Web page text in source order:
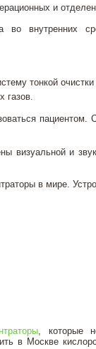
и
во внутренних
тонкой
газов.
пациентом.
визуальной и
в мире.
, которые
в Москве